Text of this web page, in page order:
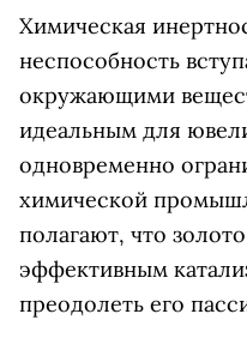
Химическая
неспособность
окружающими
идеальным для
одновременно
химической
полагают, что
эффективным
преодолеть его